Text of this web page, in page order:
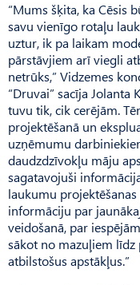
“Mums šķita, ka Cēsis
savu vienīgo rotaļu
uztur, ik pa laikam
pārstāvjiem arī viegli
netrūks,” Vidzemes
“Druvai” sacīja Jolanta
tuvu tik, cik cerējām.
projektēšanā un
uzņēmumu
daudzdzīvokļu māju
sagatavojuši
laukumu
informāciju par
veidošanā, par
sākot no mazuļiem
atbilstošus apstākļus.”